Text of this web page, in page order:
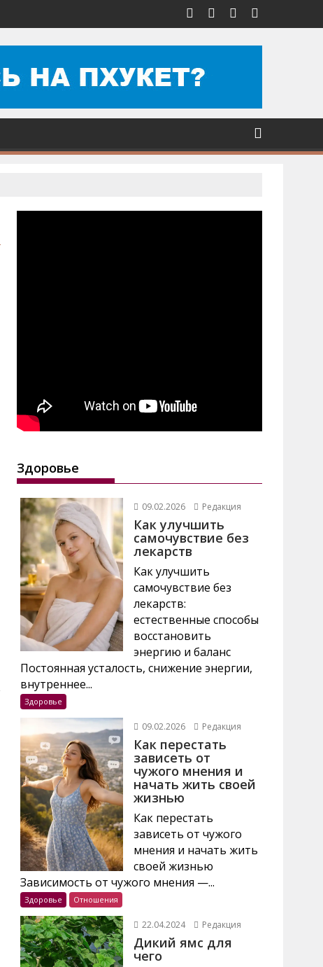
Здоровье
09.02.2026 Редакция
Как улучшить
самочувствие без
лекарств
Как улучшить
самочувствие без
лекарств:
естественные способы
восстановить
энергию и баланс
Постоянная усталость, снижение энергии,
внутреннее...
Здоровье
09.02.2026 Редакция
Как перестать
зависеть от
чужого мнения и
начать жить своей
жизнью
Как перестать
зависеть от чужого
мнения и начать жить
своей жизнью
Зависимость от чужого мнения —...
Здоровье Отношения
22.04.2024 Редакция
Дикий ямс для
чего